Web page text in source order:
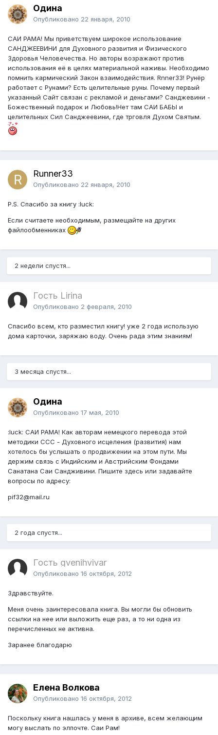
Одина
Опубликовано 22 января, 2010
САИ РАМА! Мы приветствуем широкое использование
САНДЖЕЕВИНИ для Духовного развития и Физического
Здоровья Человечества. Но авторы возражают против
использования её в целях материальной наживы. Необходимо
помнить кармический Закон взаимодействия. Rnner33! Рунёр
работает с Рунами? Есть целительные руны. Почему первый
указанный Сайт связан с рекламой и деньгами? Санджевини -
Божественный подарок и Любовь!Нет там САИ БАБЫ и
целительных Сил Санджеевини, где трговля Духом Святым.
Runner33
Опубликовано 22 января, 2010
P.S. Спасибо за книгу :luck:
Если считаете необходимым, размещайте на других
файлообменниках
2 недели спустя...
Гость Lirina
Опубликовано 2 февраля, 2010
Спасибо всем, кто разместил книгу! уже 2 года использую
дома карточки, заряжаю воду. Очень рада этим знаниям!
3 месяца спустя...
Одина
Опубликовано 17 мая, 2010
:luck: САИ РАМА! Как авторам немецкого перевода этой
методики ССС - Духовного исцеления (развития) нам
хотелось бы услышать о продвижении на этом пути. Мы
держим связь с Индийским и Австрийским Фондами
Санатана Саи Сандживини. Пишите здесь или задавайте
вопросы по адресу:
pif32@mail.ru
2 года спустя...
Гость gvenihvivar
Опубликовано 16 октября, 2012
Здравствуйте.
Меня очень заинтересовала книга. Вы могли бы обновить
ссылки на нее или выложить еще раз, а то ни одна из
перечисленных не активна.
Заранее благодарю
Елена Волкова
Опубликовано 16 октября, 2012
Поскольку книга нашлась у меня в архиве, всем желающим
могу выслать по элпочте. Саи Рам!